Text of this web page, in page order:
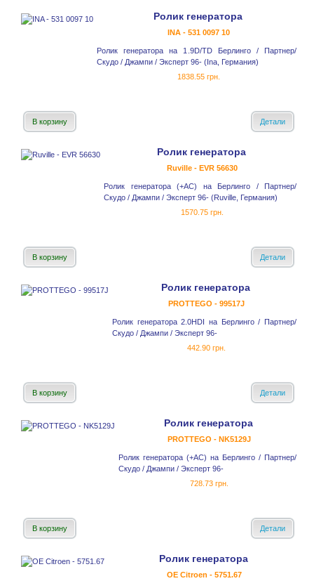
Ролик генератора
INA - 531 0097 10
Ролик генератора на 1.9D/TD Берлинго / Партнер/
Скудо / Джампи / Эксперт 96- (Ina, Германия)
1838.55 грн.
В корзину Детали
Ролик генератора
Ruville - EVR 56630
Ролик генератора (+AC) на Берлинго / Партнер/
Скудо / Джампи / Эксперт 96- (Ruville, Германия)
1570.75 грн.
В корзину Детали
Ролик генератора
PROTTEGO - 99517J
Ролик генератора 2.0HDI на Берлинго / Партнер/
Скудо / Джампи / Эксперт 96-
442.90 грн.
В корзину Детали
Ролик генератора
PROTTEGO - NK5129J
Ролик генератора (+AC) на Берлинго / Партнер/
Скудо / Джампи / Эксперт 96-
728.73 грн.
В корзину Детали
Ролик генератора
OE Citroen - 5751.67